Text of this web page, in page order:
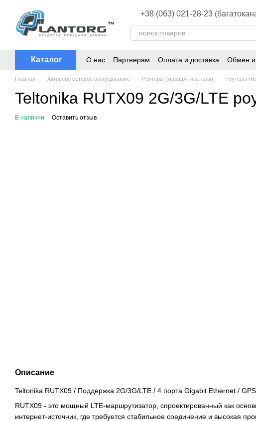
+38 (063) 021-28-23
Каталог О нас Партнерам Оплата и доставка Обмен и
Главная Активное сетевое оборудование Роутеры (маршрутизаторы) Роутеры
Teltonika RUTX09 2G/3G/LTE
В наличии Оставить отзыв
Описание
Teltonika RUTX09 / Поддержка 2G/3G/LTE / 4 порта Gigabit Ethernet / GPS.
RUTX09 - это мощный LTE-маршрутизатор, спроектированный как
интернет-источник, где требуется стабильное соединение и высокая